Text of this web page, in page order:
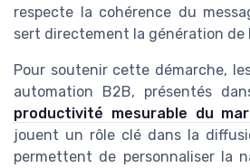
respecte la cohérence du
sert directement la génération de
Pour soutenir cette démarche,
automation B2B, présentés
productivité mesurable du
jouent un rôle clé dans la
permettent de personnaliser la